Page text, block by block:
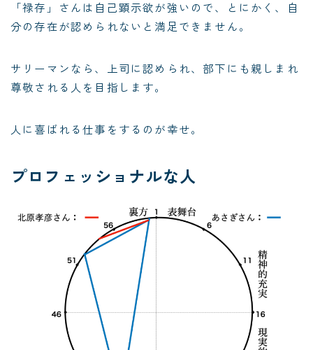
「禄存」さんは自己顕示欲が強いので、とにかく、自
分の存在が認められないと満足できません。
サリーマンなら、上司に認められ、部下にも親しまれ
尊敬される人を目指します。
人に喜ばれる仕事をするのが幸せ。
プロフェッショナルな人